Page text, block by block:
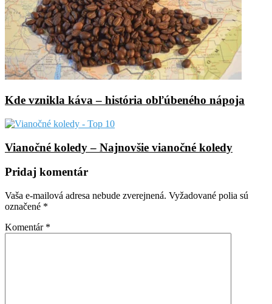
Kde vznikla káva – história obľúbeného nápoja
Vianočné koledy – Najnovšie vianočné koledy
Pridaj komentár
Vaša e-mailová adresa nebude zverejnená. Vyžadované polia sú
označené *
Komentár *